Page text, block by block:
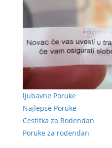
ljubavne Poruke
Najlepse Poruke
Cestitka za Rodendan
Poruke za rodendan